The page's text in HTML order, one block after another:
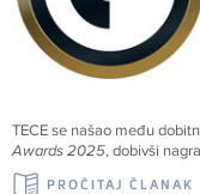
TECE se našao među
Awards 2025, dobivši
PROČITAJ ČLANAK